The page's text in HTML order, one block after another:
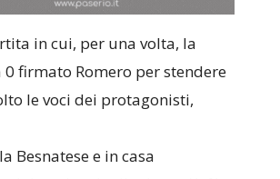
in cui, per una volta, la
firmato Romero per stendere
le voci dei protagonisti,
Besnatese e in casa